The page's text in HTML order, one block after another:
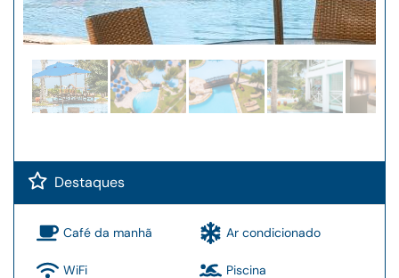
Destaques
Café da manhã Ar condicionado
WiFi Piscina